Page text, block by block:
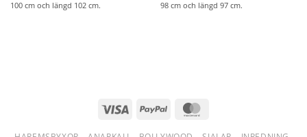
100 cm och längd 102 cm.
98 cm och längd 97 cm.
Visa PayPal